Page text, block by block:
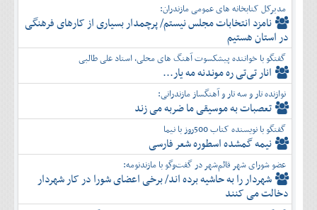
مدیرکل کتابخانه های عمومی مازندران:
نامزد انتخابات مجلس نیستم/ پرچمدار بسیاری از کارهای فرهنگی
در استان هستیم
گفتگو با خواننده پیشکسوت آهنگ های محلی، استاد علی طالبی
انار تی‌تی ره موندنه مه یار...
نوازنده تار و سه تار و آهنگساز مازندرانی:
تعصبات به موسیقی ما ضربه می زند
گفتگو با نویسنده کتاب 500روز با نیما
نیمه گمشده اسطوره شعر فارسی
عضو شورای شهر قائم‌شهر در گفت‌و‌گو با مازندنومه:
شهردار را به حاشیه برده اند/ برخی اعضای شورا در کار شهردار
دخالت می کنند